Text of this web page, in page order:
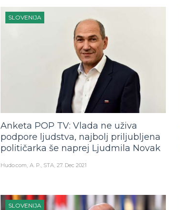
SLOVENIJA
Anketa POP TV: Vlada ne uživa
podpore ljudstva, najbolj priljubljena
političarka še naprej Ljudmila Novak
Hudo.com A. P., STA 27. Dec 2021
SLOVENIJA